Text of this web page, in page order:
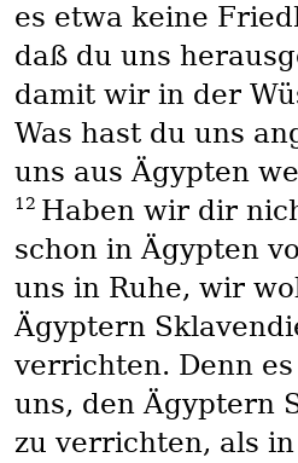
es etwa keine
daß du uns
damit wir in der
Was hast du uns
uns aus Ägypten
12 Haben wir dir
schon in Ägypten
uns in Ruhe, wir
Ägyptern
verrichten. Denn
uns, den Ägyptern
zu verrichten, als